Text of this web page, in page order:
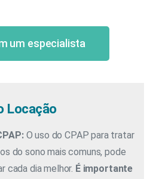
um especialista
Locação
O uso do CPAP para tratar
do sono mais comuns, pode
cada dia melhor. É importante